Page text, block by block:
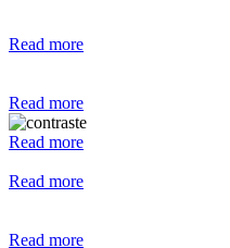
Read more
Read more
Read more
Read more
Read more